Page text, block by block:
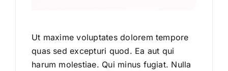
Ut maxime voluptates dolorem tempore
quas sed excepturi quod. Ea aut qui
harum molestiae. Qui minus fugiat. Nulla